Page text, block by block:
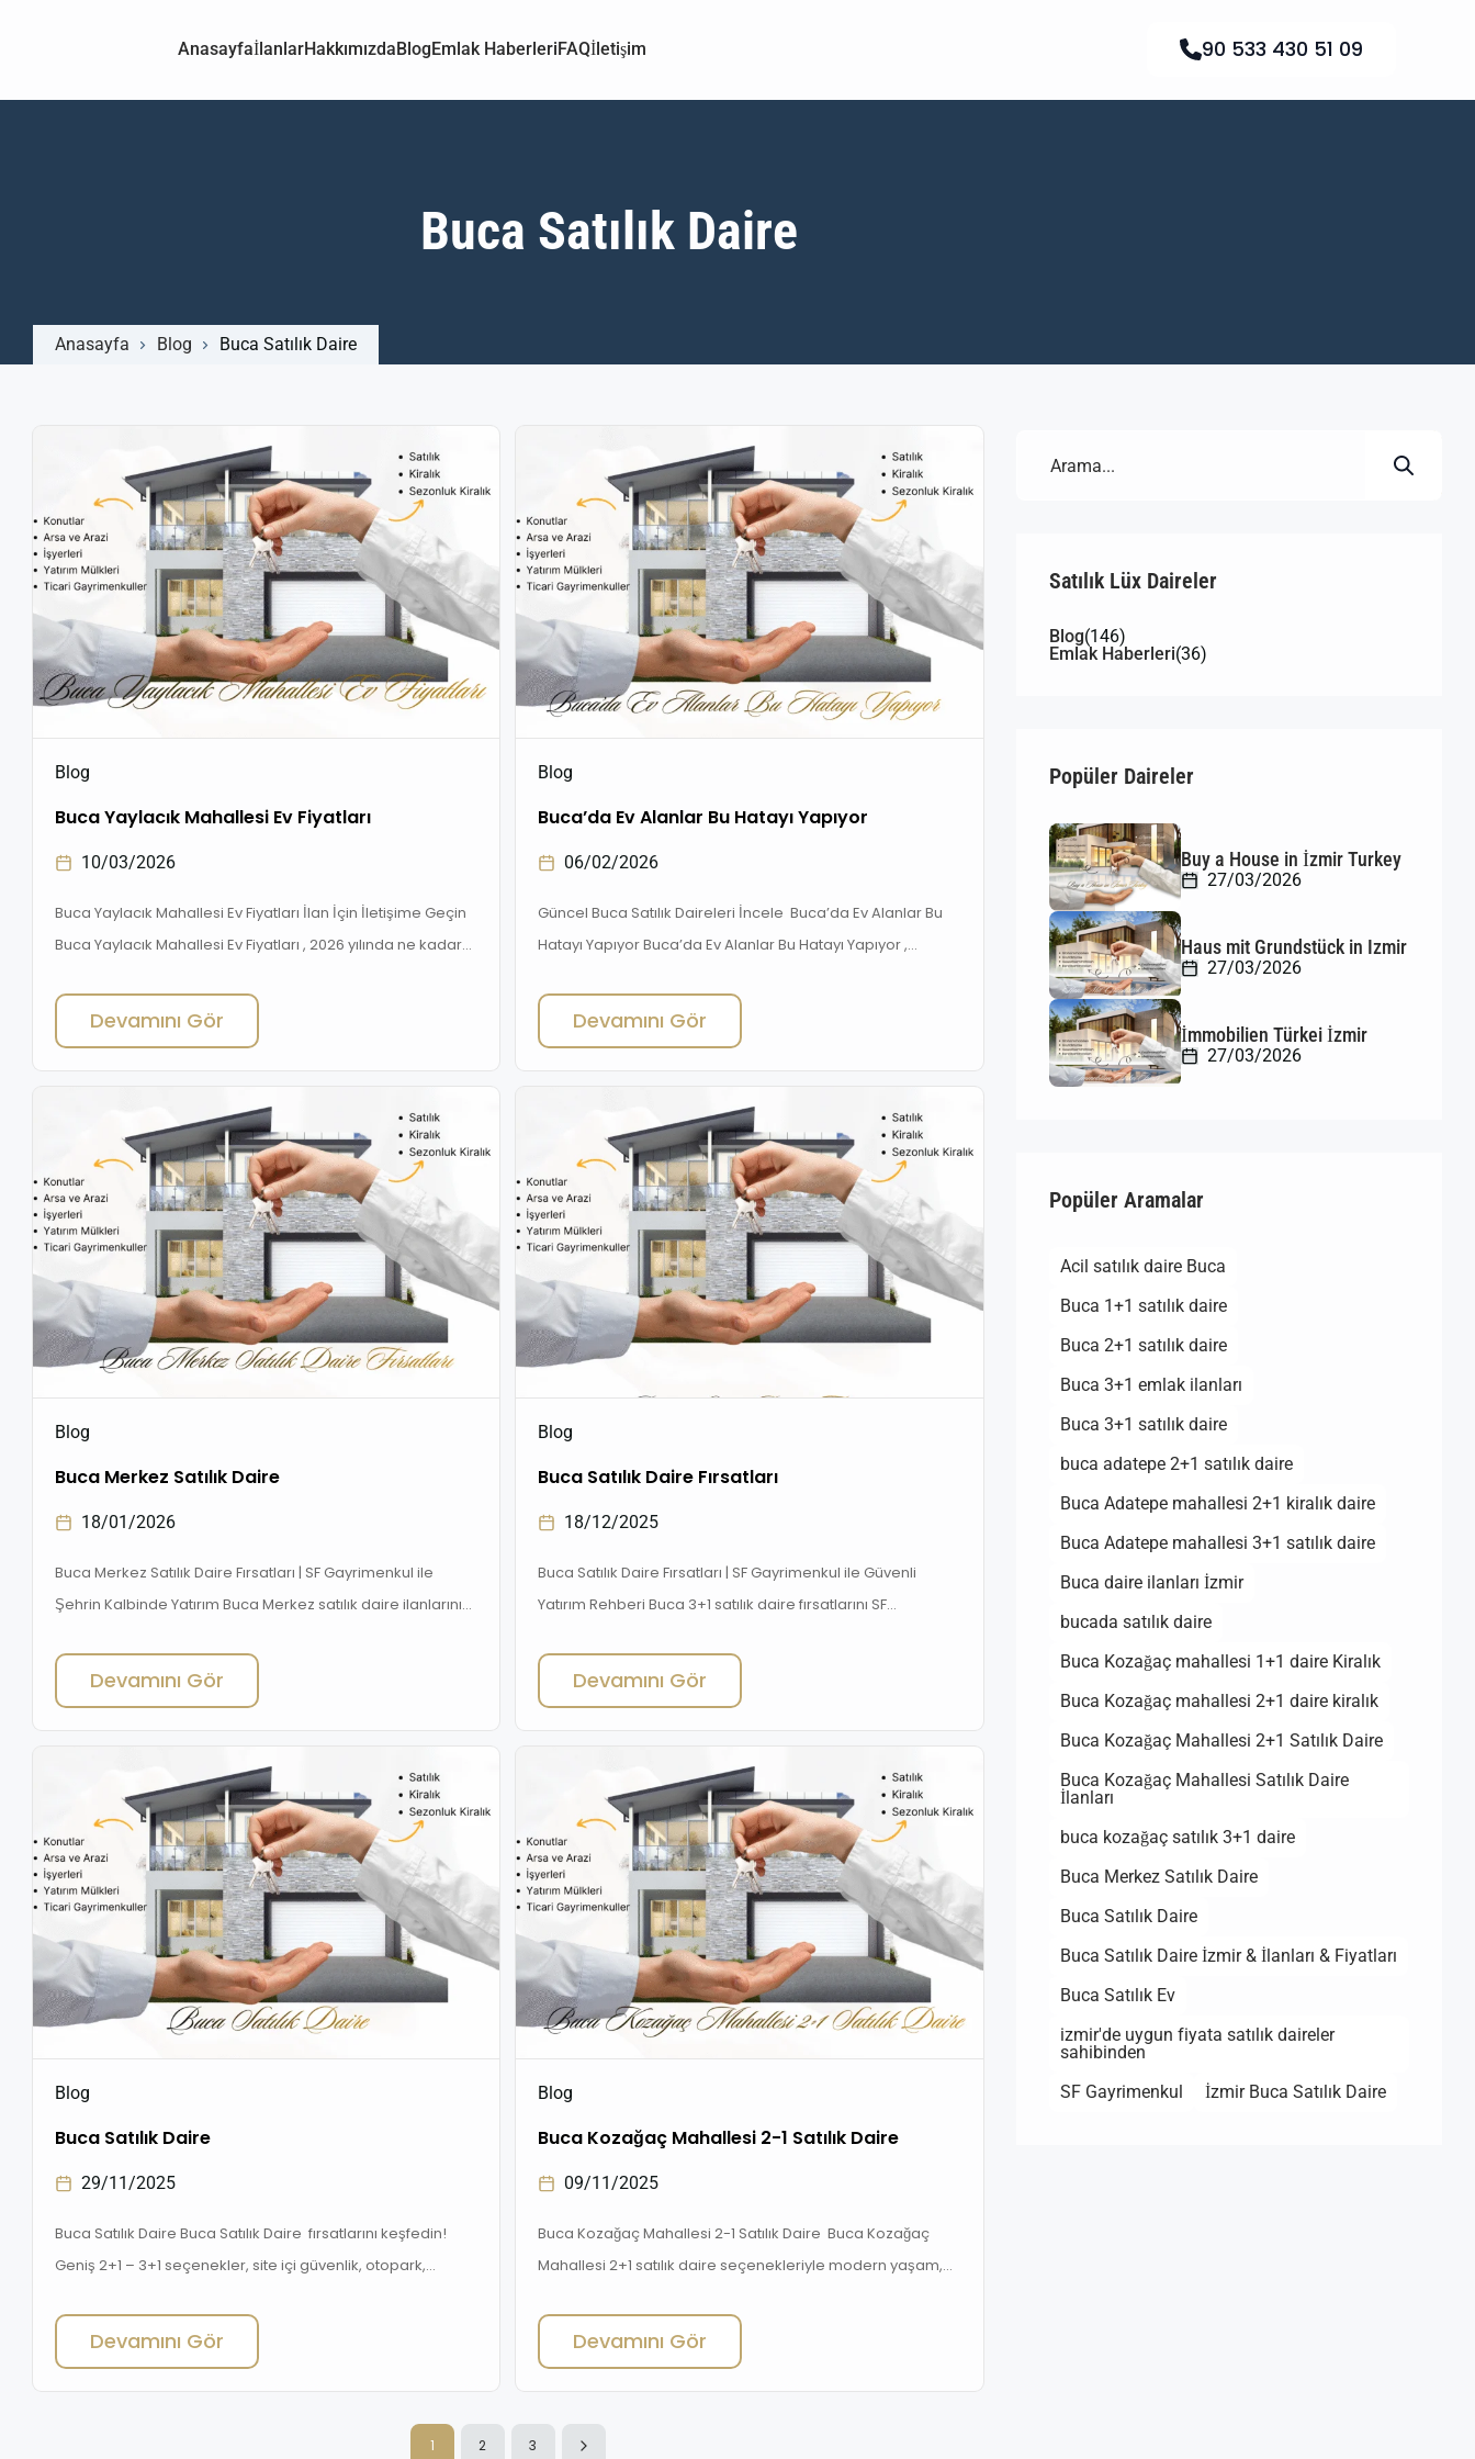
AnasayfaİlanlarHakkımızdaBlogEmlak HaberleriFAQİletişim 90 533 430 51 09
Buca Satılık Daire
Anasayfa Blog Buca Satılık Daire
Blog
Buca Yaylacık Mahallesi Ev Fiyatları
10/03/2026
Buca Yaylacık Mahallesi Ev Fiyatları İlan İçin İletişime Geçin
Buca Yaylacık Mahallesi Ev Fiyatları , 2026 yılında ne kadar?
konut piyasası hakkında detaylı bilgiler. Buca Yaylacık
Mahallesi ev Fiyatları 2026 – Yatırım ve Satılık Daire Fırsatları
İzmir’in gelişen ilçelerinden biri olan Buca, son yıllarda
Devamını Gör
Blog
Buca’da Ev Alanlar Bu Hatayı Yapıyor
06/02/2026
Güncel Buca Satılık Daireleri İncele Buca’da Ev Alanlar Bu
Hatayı Yapıyor Buca’da Ev Alanlar Bu Hatayı Yapıyor ,
hem de yatırım amaçlı konut alımlarında her yıl binlerce
kişiyi kendine çekiyor. Ancak Buca’da ev alanların büyük bir
bölümü, farkında olmadan aynı kritik hatayı yapıyor ve bu
Devamını Gör
Blog
Buca Merkez Satılık Daire
18/01/2026
Buca Merkez Satılık Daire Fırsatları | SF Gayrimenkul ile
Şehrin Kalbinde Yatırım Buca Merkez satılık daire ilanlarını
modern yaşam, yüksek yatırım değeri ve avantajlı fiyatlarla
ev sahibi olun. ️ Buca Merkez: İzmir’in Kalbinde Yaşam ve
Yatırım Fırsatı İzmir’in en hareketli bölgelerinden Buca
Merkez, hem sosyal yaşam olanakları hem de […]
Devamını Gör
Blog
Buca Satılık Daire Fırsatları ️
18/12/2025
Buca Satılık Daire Fırsatları | SF Gayrimenkul ile Güvenli
Yatırım Rehberi Buca 3+1 satılık daire fırsatlarını SF
uygun fiyatlı daireler, yatırım projeleri ve güncel emlak
haberleri burada! ️Buca Satılık Daire Fırsatları : İzmir’in Yeni
Yatırım Merkezi İzmir’in en dinamik ilçelerinden Buca,
ulaşım kolaylığı, sosyal yaşam olanakları ve sürekli gelişen
Devamını Gör
Blog
Buca Satılık Daire
29/11/2025
Buca Satılık Daire Buca Satılık Daire fırsatlarını keşfedin!
Geniş 2+1 – 3+1 seçenekler, site içi güvenlik, otopark,
bölgelerinde uygun fiyatlı satılık daire ilanları. Yatırım ve
oturum için ideal seçenekler sizi bekliyor . Buca Satılık
Daire – İzmir’in Kalbinde Bir İlçe: Neden Buca? İzmir’in en
Devamını Gör
Blog
Buca Kozağaç Mahallesi 2-1 Satılık Daire
09/11/2025
Buca Kozağaç Mahallesi 2-1 Satılık Daire Buca Kozağaç
Mahallesi 2+1 satılık daire seçenekleriyle modern yaşam,
yükselen bölgelerinden biri olan Buca Kozağaç Mahallesi,
son yıllarda gayrimenkul piyasasında büyük bir ivme
kazandı. Gelişen altyapısı, ulaşım kolaylıkları ve yeni konut
Devamını Gör
1 2 3
Satılık Lüx Daireler
Blog(146)
Emlak Haberleri(36)
Popüler Daireler
Buy a House in İzmir Turkey
27/03/2026
Haus mit Grundstück in Izmir
27/03/2026
İmmobilien Türkei İzmir
27/03/2026
Popüler Aramalar
Acil satılık daire Buca
Buca 1+1 satılık daire
Buca 2+1 satılık daire
Buca 3+1 emlak ilanları
Buca 3+1 satılık daire
buca adatepe 2+1 satılık daire
Buca Adatepe mahallesi 2+1 kiralık daire
Buca Adatepe mahallesi 3+1 satılık daire
Buca daire ilanları İzmir
bucada satılık daire
Buca Kozağaç mahallesi 1+1 daire Kiralık
Buca Kozağaç mahallesi 2+1 daire kiralık
Buca Kozağaç Mahallesi 2+1 Satılık Daire
Buca Kozağaç Mahallesi Satılık Daire
İlanları
buca kozağaç satılık 3+1 daire
Buca Merkez Satılık Daire
Buca Satılık Daire
Buca Satılık Daire İzmir & İlanları & Fiyatları
Buca Satılık Ev
izmir'de uygun fiyata satılık daireler
sahibinden
SF Gayrimenkul
İzmir Buca Satılık Daire